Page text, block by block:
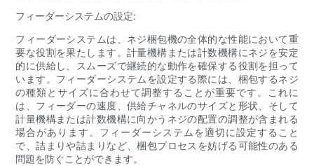
フィーダーシステムの設定:
フィーダーシステムは、ネジ梱包機の全体的な性能において重
要な役割を果たします。計量機構または計数機構にネジを安定
的に供給し、スムーズで継続的な動作を確保する役割を担って
います。フィーダーシステムを設定する際には、梱包するネジ
の種類とサイズに合わせて調整することが重要です。これに
は、フィーダーの速度、供給チャネルのサイズと形状、そして
計量機構または計数機構に向かうネジの配置の調整が含まれる
場合があります。フィーダーシステムを適切に設定すること
で、詰まりや詰まりなど、梱包プロセスを妨げる可能性のある
問題を防ぐことができます。